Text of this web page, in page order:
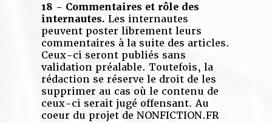
18 - Commentaires et rôle des
internautes. Les internautes
peuvent poster librement leurs
commentaires à la suite des articles.
Ceux-ci seront publiés sans
validation préalable. Toutefois, la
rédaction se réserve le droit de les
supprimer au cas où le contenu de
ceux-ci serait jugé offensant. Au
coeur du projet de NONFICTION.FR